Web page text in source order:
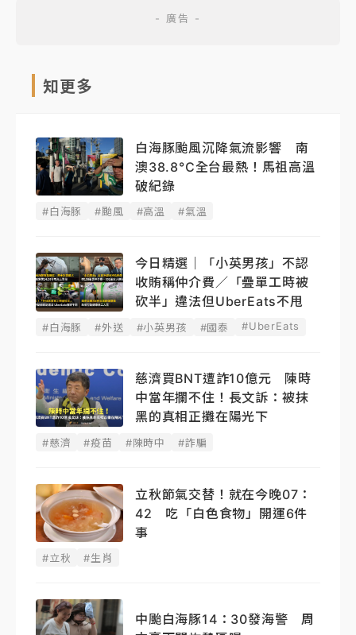
知更多
白海豚颱風沉降氣流影響 南
澳38.8°C全台最熱！馬祖高溫
破紀錄
#白海豚 #颱風 #高溫 #氣溫
今日精選｜「小英男孩」不認
收賄稱仲介費／「疊單工時被
砍半」違法但UberEats不甩
#白海豚 #外送 #小英男孩 #國泰 #UberEats
慈濟買BNT遭詐10億元 陳時
中當年攔不住！長文訴：被抹
黑的真相正攤在陽光下
#慈濟 #疫苗 #陳時中 #詐騙
立秋節氣交替！就在今晚07：
42 吃「白色食物」開運6件
事
#立秋 #生肖
中颱白海豚14：30發海警 周